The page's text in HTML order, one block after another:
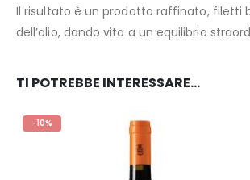
Il risultato è un prodotto raffinato, filetti
dell’olio, dando vita a un equilibrio
TI POTREBBE INTERESSARE…
-10%